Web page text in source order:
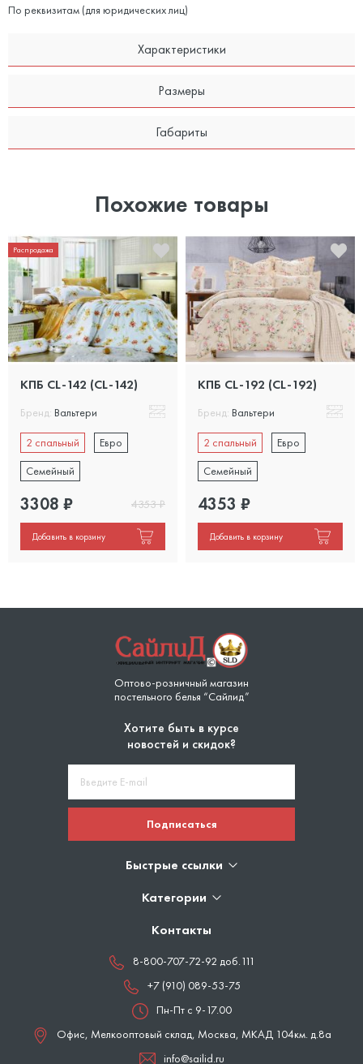
По реквизитам (для юридических лиц)
Характеристики
Размеры
Габариты
Похожие товары
Распродажа
КПБ CL-142 (CL-142)
Бренд: Вальтери
2 спальный
Евро
Семейный
3308 ₽ 4353₽
Добавить в корзину
КПБ CL-192 (CL-192)
Бренд: Вальтери
2 спальный
Евро
Семейный
4353 ₽
Добавить в корзину
Оптово-розничный магазин
постельного белья “Сайлид”
Хотите быть в курсе
новостей и скидок?
Подписаться
Быстрые ссылки
Категории
Контакты
8-800-707-72-92 доб.111
+7 (910) 089-53-75
Пн-Пт с 9-17.00
Офис, Мелкооптовый склад, Москва, МКАД 104км. д.8а
info@sailid.ru